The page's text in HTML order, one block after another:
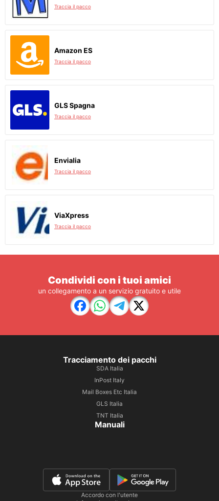
Traccia il pacco
Amazon ES
Traccia il pacco
GLS Spagna
Traccia il pacco
Envialia
Traccia il pacco
ViaXpress
Traccia il pacco
Condividi con i tuoi amici
un collegamento a un servizio gratuito e utile
Tracciamento dei pacchi
SDA Italia
InPost Italy
Mail Boxes Etc Italia
GLS Italia
TNT Italia
Manuali
Accordo con l'utente